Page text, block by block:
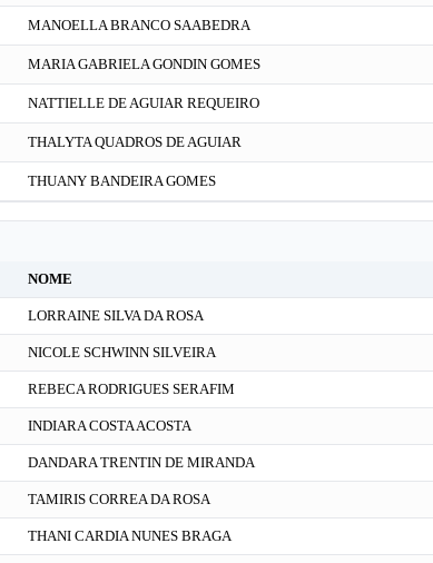
MANOELLA BRANCO SAABEDRA
MARIA GABRIELA GONDIN GOMES
NATTIELLE DE AGUIAR REQUEIRO
THALYTA QUADROS DE AGUIAR
THUANY BANDEIRA GOMES
NOME
LORRAINE SILVA DA ROSA
NICOLE SCHWINN SILVEIRA
REBECA RODRIGUES SERAFIM
INDIARA COSTA ACOSTA
DANDARA TRENTIN DE MIRANDA
TAMIRIS CORREA DA ROSA
THANI CARDIA NUNES BRAGA